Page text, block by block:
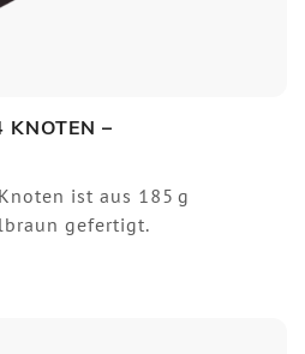
KNOTEN –
ist aus 185 g
gefertigt.